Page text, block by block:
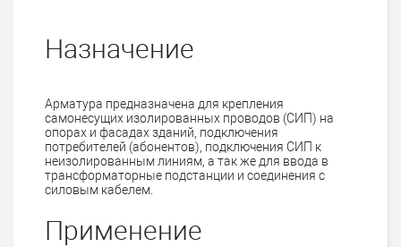
Назначение
Арматура предназначена для крепления
самонесущих изолированных проводов (СИП) на
опорах и фасадах зданий, подключения
потребителей (абонентов), подключения СИП к
неизолированным линиям, а так же для ввода в
трансформаторные подстанции и соединения с
силовым кабелем.
Применение